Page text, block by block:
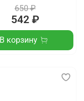
650 ₽
542 ₽
В корзину